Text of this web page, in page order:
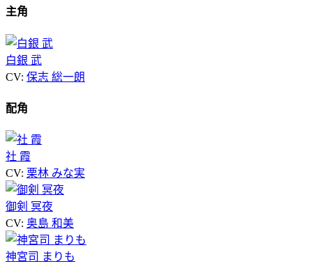
主角
白銀 武
CV: 保志 総一朗
配角
社 霞
CV: 栗林 みな実
御剣 冥夜
CV: 奥島 和美
神宮司 まりも